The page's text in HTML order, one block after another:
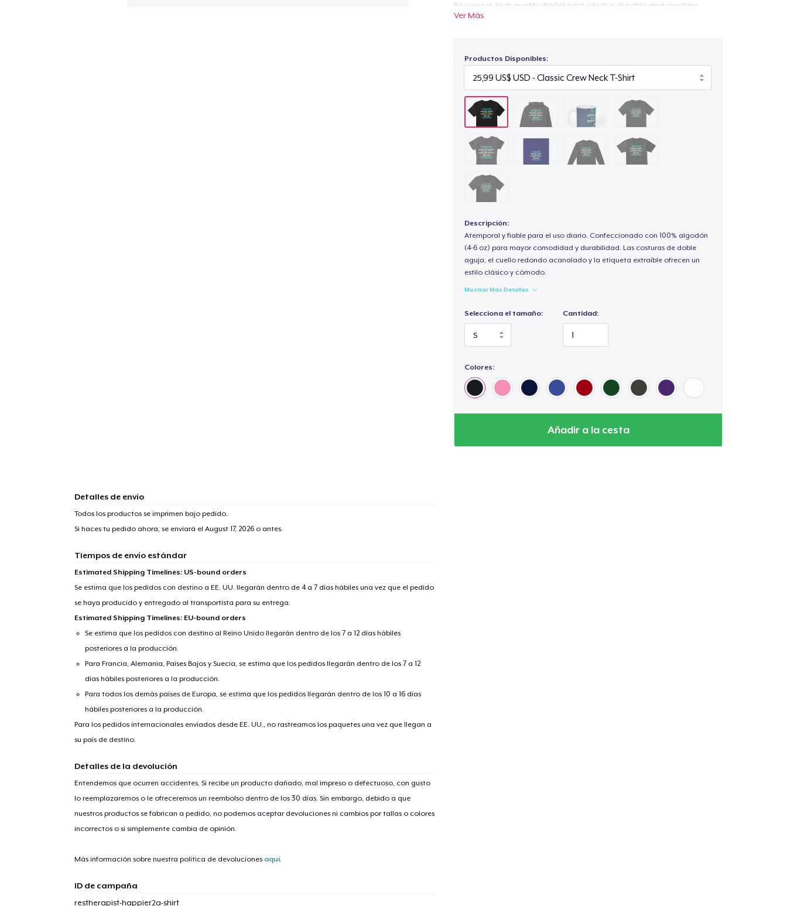
Possesses high quality digital print which is durable and machine
washable.
Ver Más
Productos Disponibles:
Descripción:
Atemporal y fiable para el uso diario. Confeccionado con 100% algodón
(4-6 oz) para mayor comodidad y durabilidad. Las costuras de doble
aguja, el cuello redondo acanalado y la etiqueta extraíble ofrecen un
estilo clásico y cómodo.
Mostrar Más Detalles
Selecciona el tamaño: Cantidad:
Colores:
Añadir a la cesta
Detalles de envío
Todos los productos se imprimen bajo pedido.
Si haces tu pedido ahora, se enviará el August 17, 2026o antes.
Tiempos de envío estándar
Estimated Shipping Timelines: US-bound orders
Se estima que los pedidos con destino a EE. UU. llegarán dentro de 4 a 7 días hábiles una vez que el pedido
se haya producido y entregado al transportista para su entrega.
Estimated Shipping Timelines: EU-bound orders
Se estima que los pedidos con destino al Reino Unido llegarán dentro de los 7 a 12 días hábiles
posteriores a la producción.
Para Francia, Alemania, Países Bajos y Suecia, se estima que los pedidos llegarán dentro de los 7 a 12
días hábiles posteriores a la producción.
Para todos los demás países de Europa, se estima que los pedidos llegarán dentro de los 10 a 16 días
hábiles posteriores a la producción.
Para los pedidos internacionales enviados desde EE. UU., no rastreamos los paquetes una vez que llegan a
su país de destino.
Detalles de la devolución
Entendemos que ocurren accidentes. Si recibe un producto dañado, mal impreso o defectuoso, con gusto
lo reemplazaremos o le ofreceremos un reembolso dentro de los 30 días. Sin embargo, debido a que
nuestros productos se fabrican a pedido, no podemos aceptar devoluciones ni cambios por tallas o colores
incorrectos o si simplemente cambia de opinión.
Más información sobre nuestra política de devoluciones aquí.
ID de campaña
restherapist-happier2a-shirt
1artículo añadido al carrito